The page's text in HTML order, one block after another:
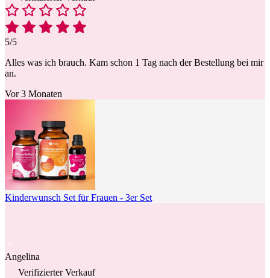
5/5
Alles was ich brauch. Kam schon 1 Tag nach der Bestellung bei mir
an.
Vor 3 Monaten
Kinderwunsch Set für Frauen - 3er Set
Angelina
Verifizierter Verkauf